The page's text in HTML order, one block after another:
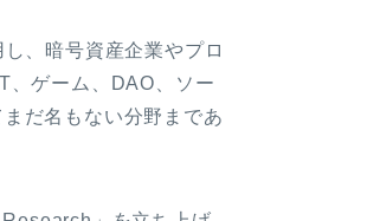
、暗号資産企業やプロ
、ゲーム、DAO、ソー
だ名もない分野まであ